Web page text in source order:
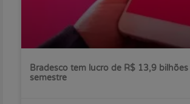
Bradesco tem lucro de R$ 13,9
semestre